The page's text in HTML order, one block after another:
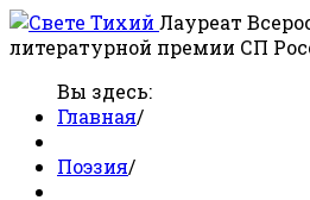
Лауреат
литературной премии СП
Вы здесь:
Главная/
Поэзия/